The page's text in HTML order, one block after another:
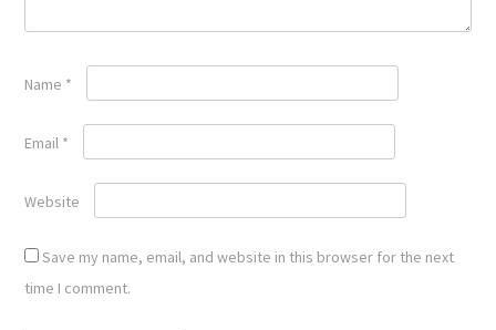
Name *
Email *
Website
Save my name, email, and website in this browser for the next
time I comment.